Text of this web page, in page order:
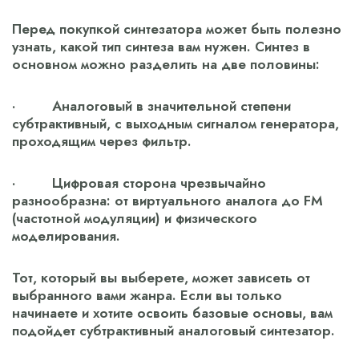
Перед покупкой синтезатора может быть полезно
узнать, какой тип синтеза вам нужен. Синтез в
основном можно разделить на две половины:
· Аналоговый в значительной степени
субтрактивный, с выходным сигналом генератора,
проходящим через фильтр.
· Цифровая сторона чрезвычайно
разнообразна: от виртуального аналога до FM
(частотной модуляции) и физического
моделирования.
Тот, который вы выберете, может зависеть от
выбранного вами жанра. Если вы только
начинаете и хотите освоить базовые основы, вам
подойдет субтрактивный аналоговый синтезатор.